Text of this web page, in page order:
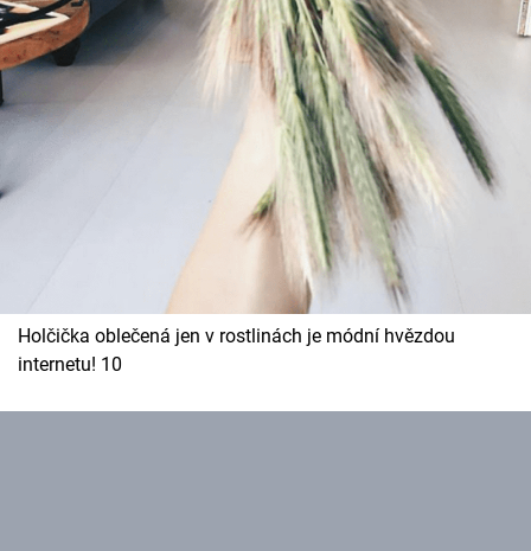
Holčička oblečená jen v rostlinách je módní hvězdou
internetu! 10